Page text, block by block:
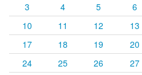
3
4 5 6
10
11 12 13
17
18 19 20
24
25 26 27